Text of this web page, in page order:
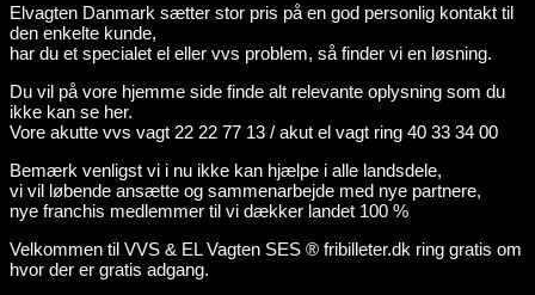
Elvagten Danmark sætter stor pris på en god personlig kontakt til
den enkelte kunde,
har du et specialet el eller vvs problem, så finder vi en løsning.
Du vil på vore hjemme side finde alt relevante oplysning som du
ikke kan se her.
Vore akutte vvs vagt 22 22 77 13 / akut el vagt ring 40 33 34 00
Bemærk venligst vi i nu ikke kan hjælpe i alle landsdele,
vi vil løbende ansætte og sammenarbejde med nye partnere,
nye franchis medlemmer til vi dækker landet 100 %
Velkommen til VVS & EL Vagten SES ® fribilleter.dk ring gratis om
hvor der er gratis adgang.